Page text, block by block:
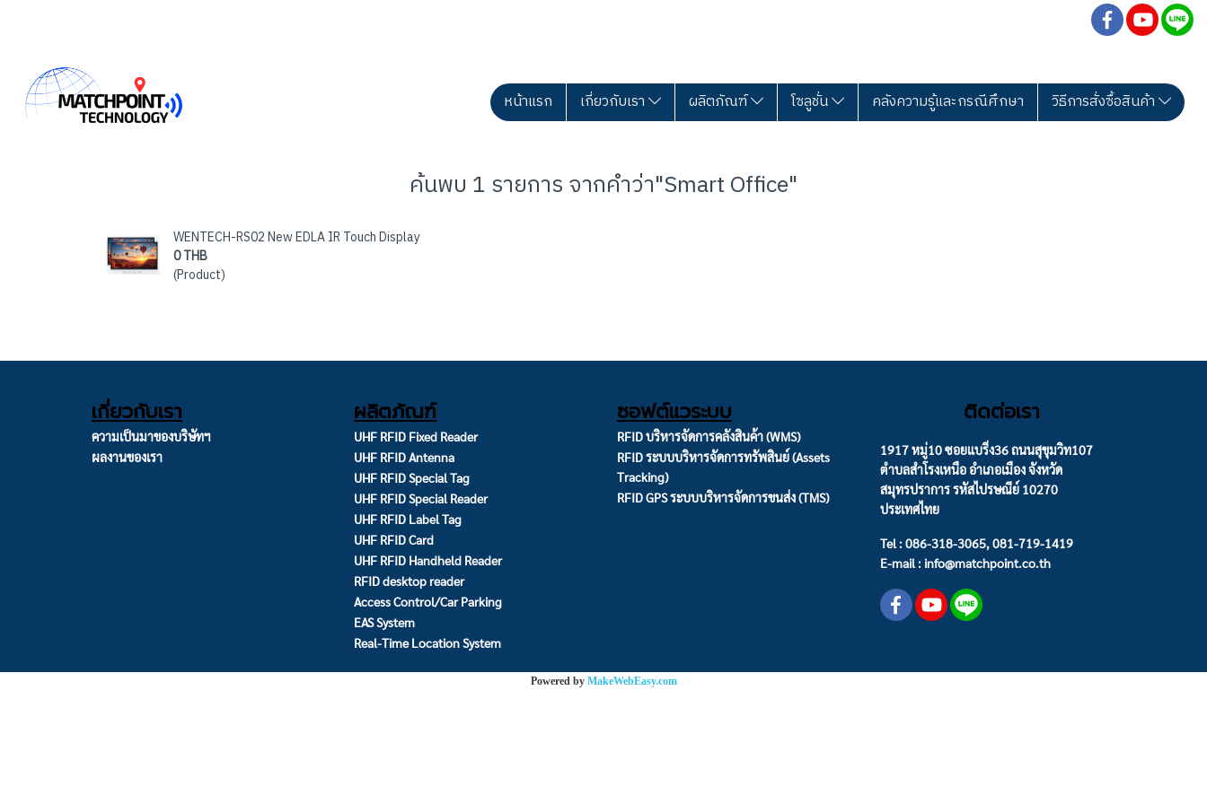
หน้าแรก เกี่ยวกับเรา ผลิตภัณฑ์ โซลูชั่น คลังความรู้และกรณีศึกษา วิธีการสั่งซื้อสินค้า
ค้นพบ 1 รายการ จากคำว่า"Smart Office"
WENTECH-RS02 New EDLA IR Touch Display
0 THB
(Product)
เกี่ยวกับเรา
ความเป็นมาของบริษัทฯ
ผลงานของเรา
ผลิตภัณฑ์
UHF RFID Fixed Reader
UHF RFID Antenna
UHF RFID Special Tag
UHF RFID Special Reader
UHF RFID Label Tag
UHF RFID Card
UHF RFID Handheld Reader
RFID desktop reader
Access Control/Car Parking
EAS System
Real-Time Location System
ซอฟต์แวระบบ
RFID บริหารจัดการคลังสินค้า (WMS)
RFID ระบบบริหารจัดการทรัพสินย์ (Assets
Tracking)
RFID GPS ระบบบริหารจัดการขนส่ง (TMS)
ติดต่อเรา
1917 หมู่10 ซอยแบริ่ง36 ถนนสุขุมวิท107
ตำบลสำโรงเหนือ อำเภอเมือง จังหวัด
สมุทรปราการ รหัสไปรษณีย์ 10270
ประเทศไทย
Tel : 086-318-3065, 081-719-1419
E-mail : info@matchpoint.co.th
Powered by MakeWebEasy.com